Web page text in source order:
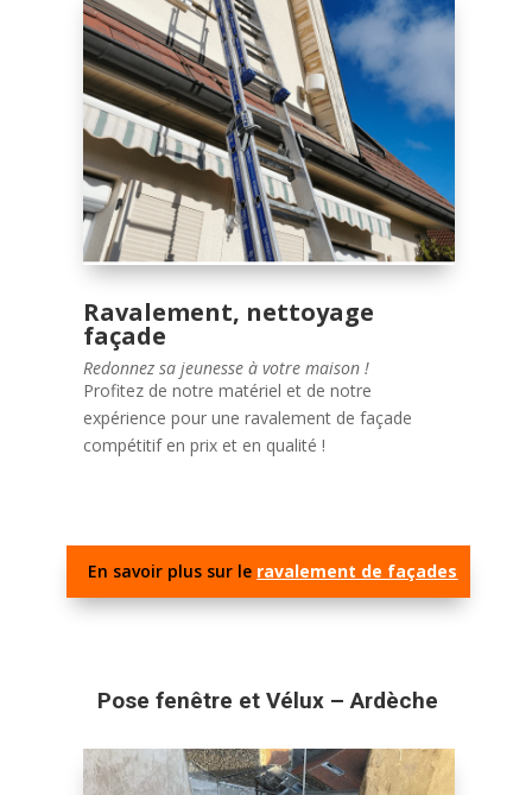
Ravalement, nettoyage
façade
Redonnez sa jeunesse à votre maison !
Profitez de notre matériel et de notre
expérience pour une ravalement de façade
compétitif en prix et en qualité !
Éclat et Protection à Votre
Maison
Graff Sony
Vous envisagez une rénovation de toiture à
Aubenas en Ardèche ?
Offrez une nouvelle vie à votre maison avec un
ravalement de façades professionnel à Aubenas
en Ardèche.
Notre équipe d’experts prend en charge la
façades pour améliorer l’esthétique de votre
Faites appel à notre savoir-faire et demandez
un devis gratuit et sans engagement dès
maintenant pour votre projet de ravalement de
En savoir plus sur le ravalement de façades
Pose fenêtre et Vélux – Ardèche
Vélux, fenêtres et ouvertures